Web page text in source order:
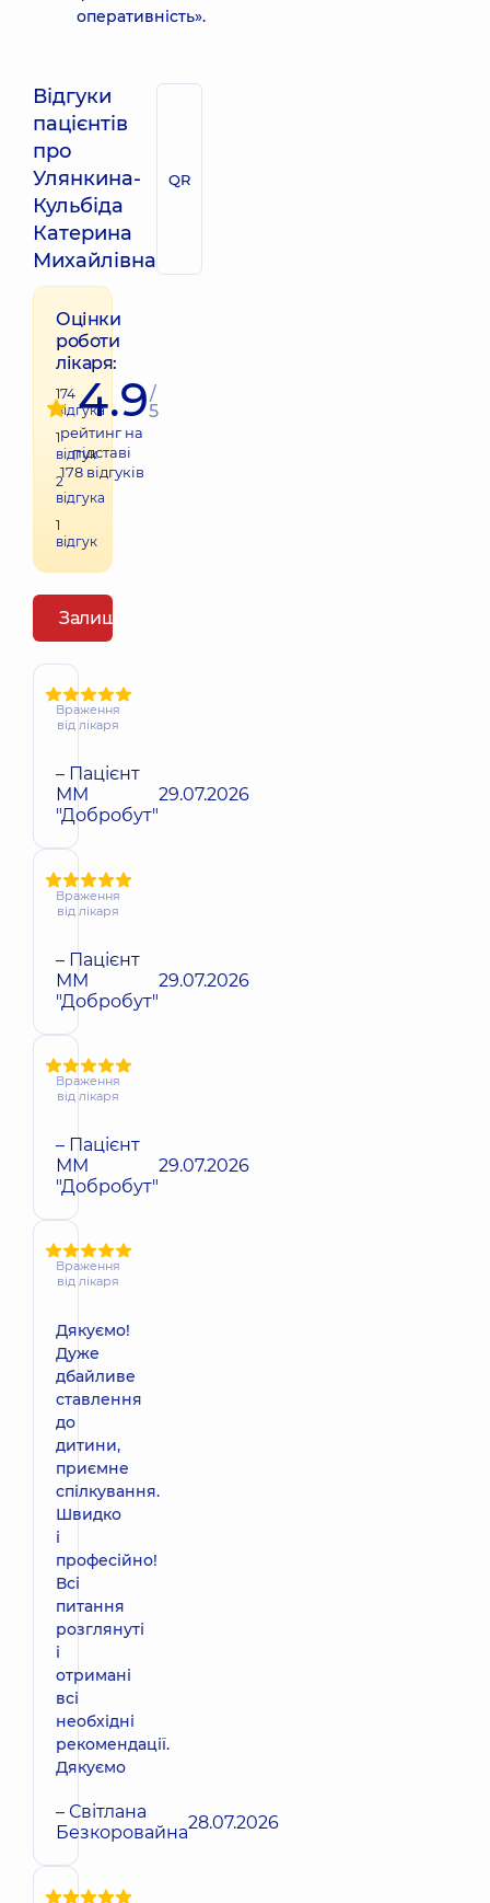
оперативність».
Відгуки
пацієнтів
про
Улянкина-
Кульбіда
Катерина
Михайлівна
QR
Оцінки
роботи
лікаря:
174
відгука
1
відгук
2
відгука
1
відгук
4.9/
5
рейтинг на
підставі
178відгуків
Залишити відгук
Враження
від лікаря
– Пацієнт
ММ
"Добробут"
29.07.2026
Враження
від лікаря
– Пацієнт
ММ
"Добробут"
29.07.2026
Враження
від лікаря
– Пацієнт
ММ
"Добробут"
29.07.2026
Враження
від лікаря
Дякуємо!
Дуже
дбайливе
ставлення
до
дитини,
приємне
спілкування.
Швидко
і
професійно!
Всі
питання
розглянуті
і
отримані
всі
необхідні
рекомендації.
Дякуємо
– Світлана
Безкоровайна28.07.2026